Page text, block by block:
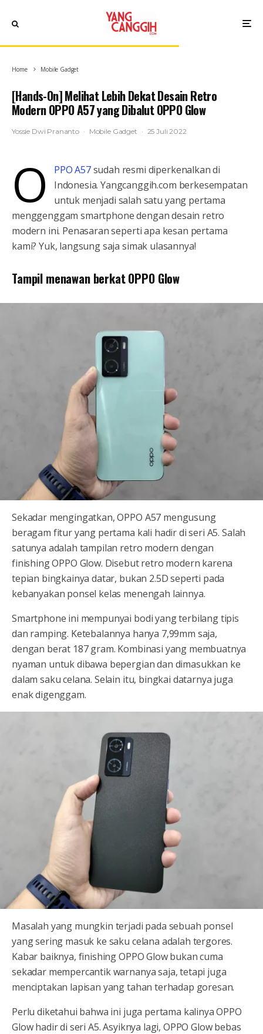
Home Mobile Gadget
[Hands-On] Melihat Lebih Dekat Desain Retro
Modern OPPO A57 yang Dibalut OPPO Glow
Yossie Dwi Prananto · Mobile Gadget · 25 Juli 2022
O PPO A57sudah resmi diperkenalkan di
Indonesia. Yangcanggih.com berkesempatan
untuk menjadi salah satu yang pertama
menggenggam smartphone dengan desain retro
modern ini. Penasaran seperti apa kesan pertama
kami? Yuk, langsung saja simak ulasannya!
Tampil menawan berkat OPPO Glow
Sekadar mengingatkan, OPPO A57 mengusung
beragam fitur yang pertama kali hadir di seri A5. Salah
satunya adalah tampilan retro modern dengan
finishing OPPO Glow. Disebut retro modern karena
tepian bingkainya datar, bukan 2.5D seperti pada
kebanyakan ponsel kelas menengah lainnya.
Smartphone ini mempunyai bodi yang terbilang tipis
dan ramping. Ketebalannya hanya 7,99mm saja,
dengan berat 187 gram. Kombinasi yang membuatnya
nyaman untuk dibawa bepergian dan dimasukkan ke
dalam saku celana. Selain itu, bingkai datarnya juga
enak digenggam.
Masalah yang mungkin terjadi pada sebuah ponsel
yang sering masuk ke saku celana adalah tergores.
Kabar baiknya, finishing OPPO Glow bukan cuma
sekadar mempercantik warnanya saja, tetapi juga
menciptakan lapisan yang tahan terhadap goresan.
Perlu diketahui bahwa ini juga pertama kalinya OPPO
Glow hadir di seri A5. Asyiknya lagi, OPPO Glow bebas